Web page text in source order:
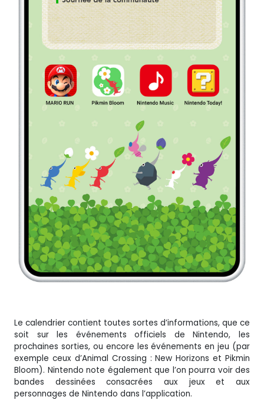
Le calendrier contient toutes sortes d’informations, que ce
soit sur les événements officiels de Nintendo, les
prochaines sorties, ou encore les événements en jeu (par
exemple ceux d’Animal Crossing : New Horizons et Pikmin
Bloom). Nintendo note également que l’on pourra voir des
bandes dessinées consacrées aux jeux et aux
personnages de Nintendo dans l’application.